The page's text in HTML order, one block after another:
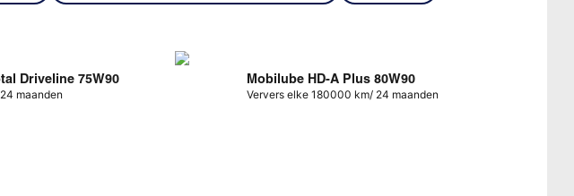
Driveline 75W90
maanden
Mobilube HD-A Plus 80W90
Ververs elke 180000 km/ 24 maanden